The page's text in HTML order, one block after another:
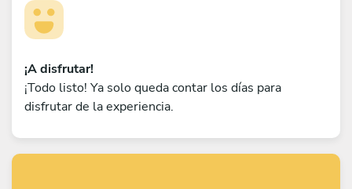
¡A disfrutar!
¡Todo listo! Ya solo queda contar los días para
disfrutar de la experiencia.